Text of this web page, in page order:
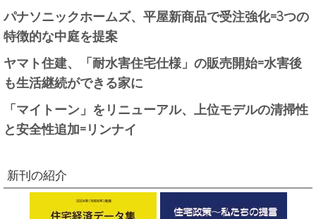
パナソニックホームズ、平屋新商品で受注強化=3つの
特徴的な中庭を提案
ヤマト住建、「耐水害住宅仕様」の販売開始=水害後
も生活継続ができる家に
「マイトーン」をリニューアル、上位モデルの清掃性
と安全性追加=リンナイ
新刊の紹介